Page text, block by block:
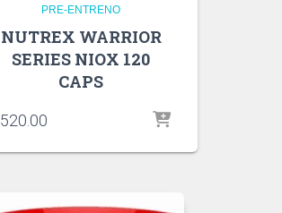
PRE-ENTRENO
NUTREX WARRIOR
SERIES NIOX 120
CAPS
520.00